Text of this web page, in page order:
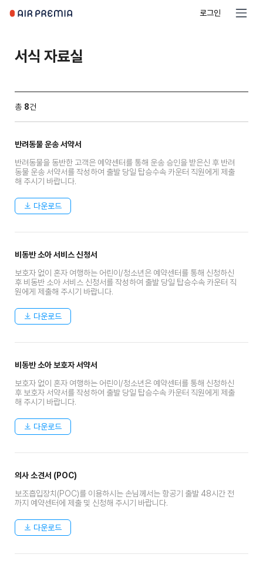
로그인
서식 자료실
총 8건
반려동물 운송 서약서
반려동물을 동반한 고객은 예약센터를 통해 운송 승인을 받은신 후 반려
동물 운송 서약서를 작성하여 출발 당일 탑승수속 카운터 직원에게 제출
해 주시기 바랍니다.
다운로드
비동반 소아 서비스 신청서
보호자 없이 혼자 여행하는 어린이/청소년은 예약센터를 통해 신청하신
후 비동반 소아 서비스 신청서를 작성하여 출발 당일 탑승수속 카운터 직
원에게 제출해 주시기 바랍니다.
다운로드
비동반 소아 보호자 서약서
보호자 없이 혼자 여행하는 어린이/청소년은 예약센터를 통해 신청하신
후 보호자 서약서를 작성하여 출발 당일 탑승수속 카운터 직원에게 제출
해 주시기 바랍니다.
다운로드
의사 소견서 (POC)
보조흡입장치(POC)를 이용하시는 손님께서는 항공기 출발 48시간 전
까지 예약센터에 제출 및 신청해 주시기 바랍니다.
다운로드